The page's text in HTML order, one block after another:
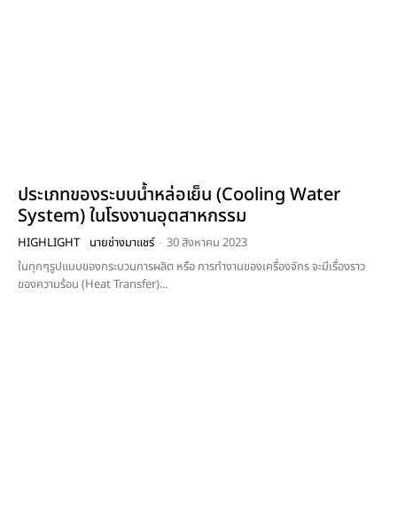
ประเภทของระบบน้ำหล่อเย็น (Cooling Water
System) ในโรงงานอุตสาหกรรม
HIGHLIGHT นายช่างมาแชร์ - 30 สิงหาคม 2023
ในทุกๆรูปแบบของกระบวนการผลิต หรือ การทำงานของเครื่องจักร จะมีเรื่องราว
ของความร้อน (Heat Transfer)...